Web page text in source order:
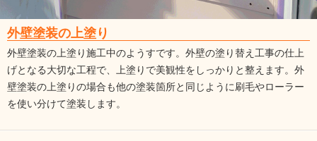
外壁塗装の上塗り
外壁塗装の上塗り施工中のようすです。外壁の塗り替え工事の仕上
げとなる大切な工程で、上塗りで美観性をしっかりと整えます。外
壁塗装の上塗りの場合も他の塗装箇所と同じように刷毛やローラー
を使い分けて塗装します。